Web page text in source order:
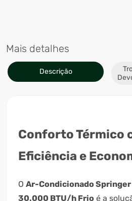
Mais detalhes
Descrição
Conforto Térmico
Eficiência e
O Ar-Condicionado
30.000 BTU/h Frio é a